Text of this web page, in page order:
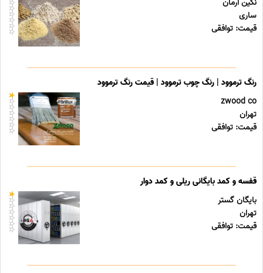
ساری
قیمت: توافقی
رنگ ترموود | رنگ چوب ترموود | قیمت رنگ ترموود
zwood co
تهران
قیمت: توافقی
قفسه و کمد بایگانی ریلی و کمد دوار
بایگان گستر
تهران
قیمت: توافقی